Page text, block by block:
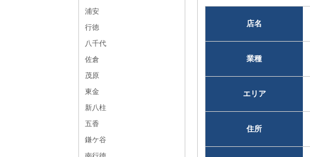
浦安
行徳
八千代
佐倉
茂原
東金
新八柱
五香
鎌ケ谷
店名
業種
エリア
住所